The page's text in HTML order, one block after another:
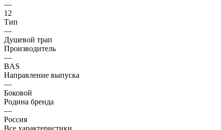
—
12
Тип
—
Душевой трап
Производитель
—
BAS
Направление выпуска
—
Боковой
Родина бренда
—
Россия
Все характеристики